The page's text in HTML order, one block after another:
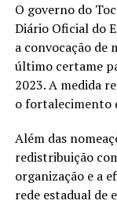
O governo do
Diário Oficial do
a convocação de
último certame
2023. A medida
o fortalecimento
Além das
redistribuição
organização e a
rede estadual de